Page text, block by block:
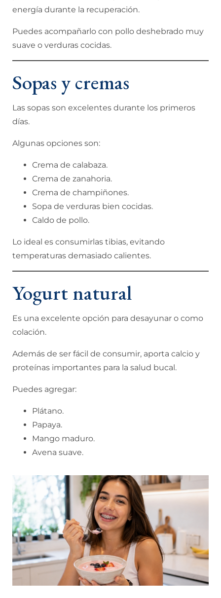
energía durante la recuperación.
Puedes acompañarlo con pollo deshebrado muy
suave o verduras cocidas.
Sopas y cremas
Las sopas son excelentes durante los primeros
días.
Algunas opciones son:
Crema de calabaza.
Crema de zanahoria.
Crema de champiñones.
Sopa de verduras bien cocidas.
Caldo de pollo.
Lo ideal es consumirlas tibias, evitando
temperaturas demasiado calientes.
Yogurt natural
Es una excelente opción para desayunar o como
colación.
Además de ser fácil de consumir, aporta calcio y
proteínas importantes para la salud bucal.
Puedes agregar:
Plátano.
Papaya.
Mango maduro.
Avena suave.